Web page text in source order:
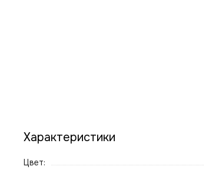
Характеристики
Цвет: